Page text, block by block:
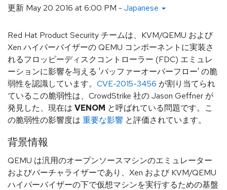
更新 May 20 2016 at 6:00 PM - Japanese
Red Hat Product Security チームは、KVM/QEMU および
Xen ハイパーバイザーの QEMU コンポーネントに実装さ
れるフロッピーディスクコントローラー (FDC) エミュレ
ーションに影響を与える 'バッファーオーバーフロー' の脆
弱性を認識しています。 CVE-2015-3456 が割り当てられ
ているこの脆弱性は、CrowdStrike 社の Jason Geffner が
発見した、現在は VENOM と呼ばれている問題です。こ
の脆弱性の影響度は 重要な影響 と評価されています。
背景情報
QEMU は汎用のオープンソースマシンのエミュレーター
およびバーチャライザーであり、Xen および KVM/QEMU
ハイパーバイザーの下で仮想マシンを実行するための基盤